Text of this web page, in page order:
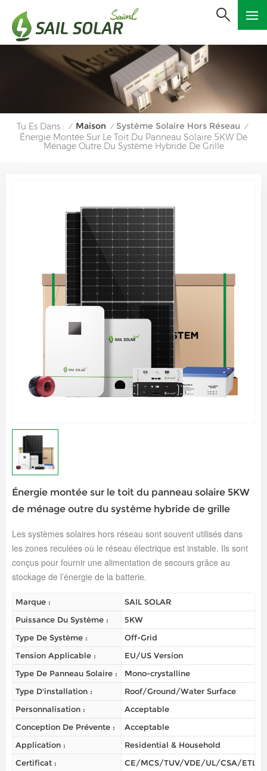
Tu Es Dans : / Maison / Système Solaire Hors Réseau /
Énergie Montée Sur Le Toit Du Panneau Solaire 5KW De
Ménage Outre Du Système Hybride De Grille
Énergie montée sur le toit du panneau solaire 5KW
de ménage outre du système hybride de grille
Les systèmes solaires hors réseau sont souvent utilisés dans
les zones reculées où le réseau électrique est instable. Ils sont
conçus pour fournir une alimentation de secours grâce au
stockage de l’énergie de la batterie.
Marque :
SAIL SOLAR
Puissance Du Système :
5KW
Type De Système :
Off-Grid
Tension Applicable :
EU/US Version
Type De Panneau Solaire :
Mono-crystalline
Type D'installation :
Roof/Ground/Water Surface
Personnalisation :
Acceptable
Conception De Prévente :
Acceptable
Application :
Residential & Household
Certificat :
CE/MCS/TUV/VDE/UL/CSA/ETL/